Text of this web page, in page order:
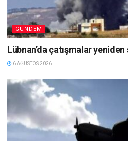
GÜNDEM
Lübnan’da çatışmalar
6 AĞUSTOS 2026